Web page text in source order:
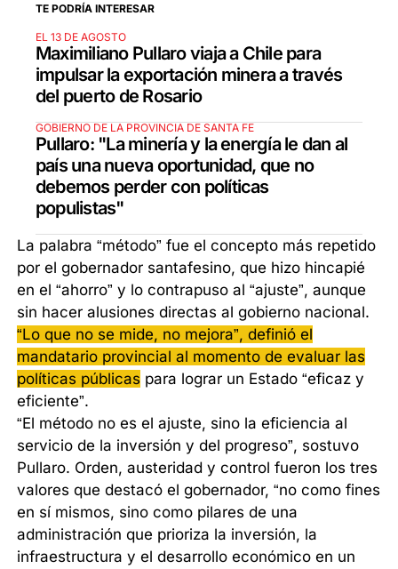
TE PODRÍA INTERESAR
EL 13 DE AGOSTO
Maximiliano Pullaro viaja a Chile para
impulsar la exportación minera a través
del puerto de Rosario
GOBIERNO DE LA PROVINCIA DE SANTA FE
Pullaro: "La minería y la energía le dan al
país una nueva oportunidad, que no
debemos perder con políticas
populistas"
La palabra “método” fue el concepto más repetido
por el gobernador santafesino, que hizo hincapié
en el “ahorro” y lo contrapuso al “ajuste”, aunque
sin hacer alusiones directas al gobierno nacional.
“Lo que no se mide, no mejora”, definió el
mandatario provincial al momento de evaluar las
políticas públicas para lograr un Estado “eficaz y
eficiente”.
“El método no es el ajuste, sino la eficiencia al
servicio de la inversión y del progreso”, sostuvo
Pullaro. Orden, austeridad y control fueron los tres
valores que destacó el gobernador, “no como fines
en sí mismos, sino como pilares de una
administración que prioriza la inversión, la
infraestructura y el desarrollo económico en un